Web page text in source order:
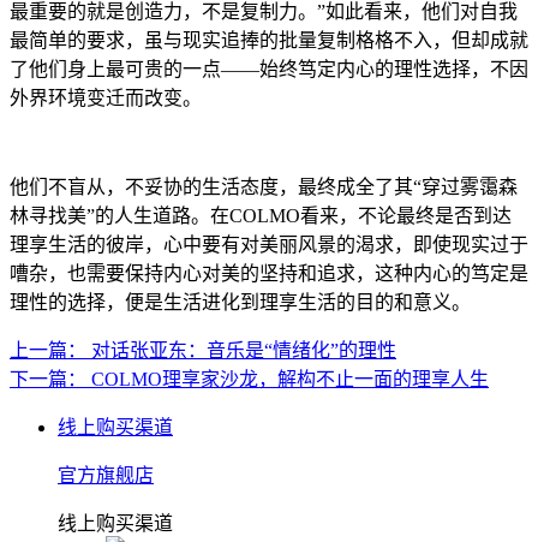
最重要的就是创造力，不是复制力。”如此看来，他们对自我
最简单的要求，虽与现实追捧的批量复制格格不入，但却成就
了他们身上最可贵的一点——始终笃定内心的理性选择，不因
外界环境变迁而改变。
他们不盲从，不妥协的生活态度，最终成全了其“穿过雾霭森
林寻找美”的人生道路。在COLMO看来，不论最终是否到达
理享生活的彼岸，心中要有对美丽风景的渴求，即使现实过于
嘈杂，也需要保持内心对美的坚持和追求，这种内心的笃定是
理性的选择，便是生活进化到理享生活的目的和意义。
上一篇： 对话张亚东：音乐是“情绪化”的理性
下一篇： COLMO理享家沙龙，解构不止一面的理享人生
线上购买渠道
官方旗舰店
线上购买渠道